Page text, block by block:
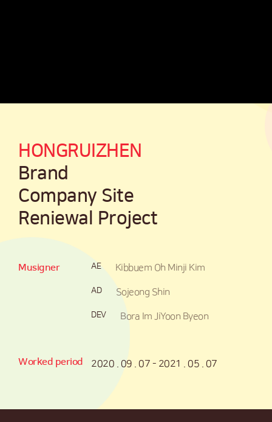
HONGRUIZHEN
Brand
Company Site
Reniewal Project
Musigner AE Kibbuem Oh Minji Kim
AD Sojeong Shin
DEV Bora Im JiYoon Byeon
Worked period 2020 . 09 . 07 - 2021 . 05 . 07